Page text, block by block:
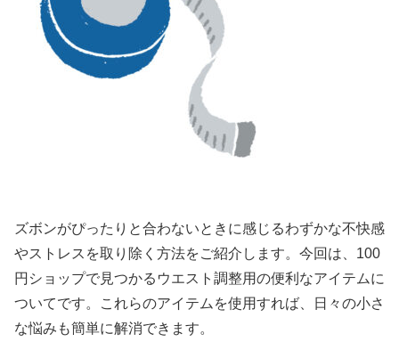
ズボンがぴったりと合わないときに感じるわずかな不快感
やストレスを取り除く方法をご紹介します。今回は、100
円ショップで見つかるウエスト調整用の便利なアイテムに
ついてです。これらのアイテムを使用すれば、日々の小さ
な悩みも簡単に解消できます。